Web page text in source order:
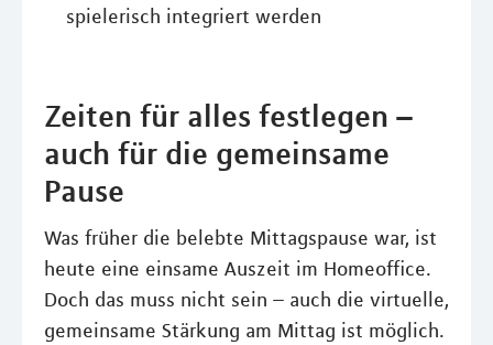
spielerisch integriert werden
Zeiten für alles festlegen –
auch für die gemeinsame
Pause
Was früher die belebte Mittagspause war, ist
heute eine einsame Auszeit im Homeoffice.
Doch das muss nicht sein – auch die virtuelle,
gemeinsame Stärkung am Mittag ist möglich.